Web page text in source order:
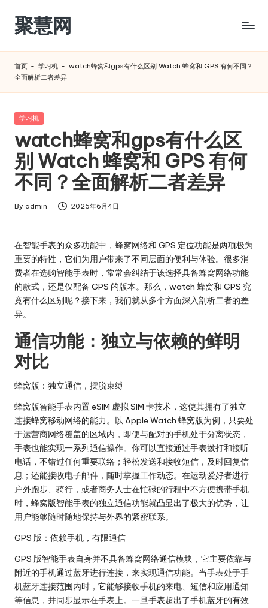
Skip
content
聚慧网
首页 - 学习机 - watch蜂窝和gps有什么区别 Watch 蜂窝和 GPS 有何不同？
全面解析二者差异​
Posted
学习机
watch蜂窝和gps有什么区
别 Watch 蜂窝和 GPS 有何
不同？全面解析二者差异​
Posted
By admin 2025年6月4日
在智能手表的众多功能中，蜂窝网络和 GPS 定位功能是两项极为
重要的特性，它们为用户带来了不同层面的便利与体验。很多消
费者在选购智能手表时，常常会纠结于该选择具备蜂窝网络功能
的款式，还是仅配备 GPS 的版本。那么，watch 蜂窝和 GPS 究
竟有什么区别呢？接下来，我们就从多个方面深入剖析二者的差
异。
通信功能：独立与依赖的鲜明
对比
蜂窝版：独立通信，摆脱束缚
蜂窝版智能手表内置 eSIM 虚拟 SIM 卡技术，这使其拥有了独立
连接蜂窝移动网络的能力。以 Apple Watch 蜂窝版为例，只要处
于运营商网络覆盖的区域内，即便与配对的手机处于分离状态，
手表也能实现一系列通信操作。你可以直接通过手表拨打和接听
电话，不错过任何重要联络；轻松发送和接收短信，及时回复信
息；还能接收电子邮件，随时掌握工作动态。在运动爱好者进行
户外跑步、骑行，或者商务人士在忙碌的行程中不方便携带手机
时，蜂窝版智能手表的独立通信功能就凸显出了极大的优势，让
用户能够随时随地保持与外界的紧密联系。
GPS 版：依赖手机，有限通信
GPS 版智能手表自身并不具备蜂窝网络通信模块，它主要依靠与
附近的手机通过蓝牙进行连接，来实现通信功能。当手表处于手
机蓝牙连接范围内时，它能够接收手机的来电、短信和应用通知
等信息，并同步显示在手表上。一旦手表超出了手机蓝牙的有效